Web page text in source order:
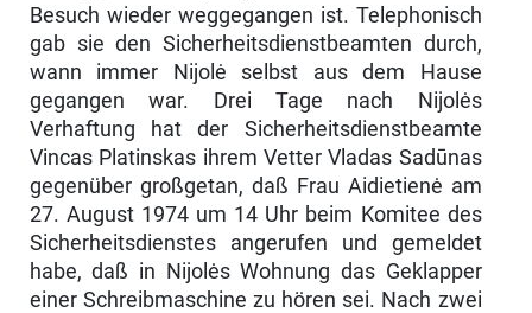
Besuch wieder weggegangen ist. Telepho­nisch
gab sie den Sicherheitsdienstbeamten durch,
wann immer Nijolė selbst aus dem Hause
gegangen war. Drei Tage nach Nijolės
Verhaftung hat der Sicherheitsdienstbeamte
Vincas Platinskas ihrem Vetter Vladas Sadūnas
ge­genüber großgetan, daß Frau Aidietienė am
27. August 1974 um 14 Uhr beim Komitee des
Sicherheitsdienstes angerufen und gemeldet
habe, daß in Nijolės Wohnung das Geklapper
einer Schreibmaschine zu hören sei. Nach zwei